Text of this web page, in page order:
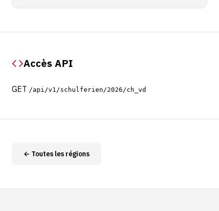
Accès API
GET /api/v1/schulferien/2026/ch_vd
← Toutes les régions